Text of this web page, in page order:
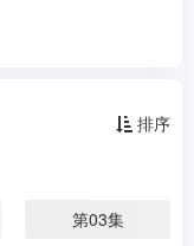
排序
第03集